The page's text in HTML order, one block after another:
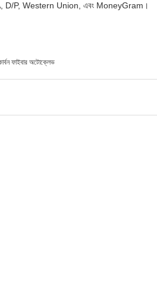
A, D/P, Western Union, এবং MoneyGram।
ফাইবার অটোক্লেভ